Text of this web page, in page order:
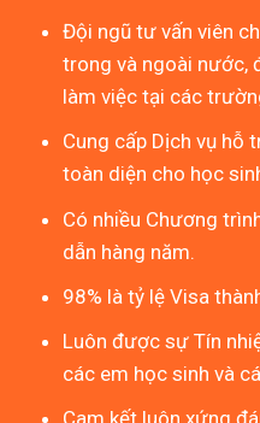
Đội ngũ tư vấn viên
trong và ngoài nước,
làm việc tại các
Cung cấp Dịch vụ hỗ
toàn diện cho học
Có nhiều Chương
dẫn hàng năm.
98% là tỷ lệ Visa
Luôn được sự Tín
các em học sinh và